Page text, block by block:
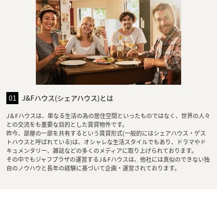
01 J&Fハウス(シェアハウス)とは
J＆Fハウスは、単なる生活の為の居住空間といったものではなく、世界の人々
との交流をも重要な目的とした賃貸物件です。
昨今、部屋の一部を共有するという賃貸形式(一般的にはシェアハウス・ゲス
トハウスと呼ばれている)は、オシャレな生活スタイルでもあり、ドラマやド
キュメンタリー、雑誌などの多くのメディアに取り上げられております。
その中でもジャフプラザの運営するJ＆Fハウスは、他社には真似のできない独
自のノウハウと長年の経験に基づいて企画・運営されております。